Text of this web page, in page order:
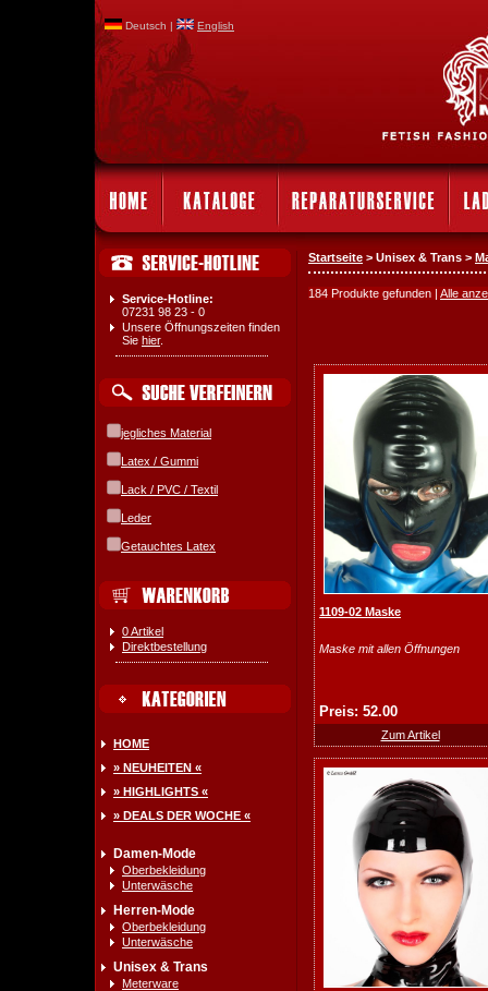
Deutsch | English
Service-Hotline:
07231 98 23 - 0
Unsere Öffnungszeiten finden
Sie hier.
jegliches Material
Latex / Gummi
Lack / PVC / Textil
Leder
Getauchtes Latex
0 Artikel
Direktbestellung
HOME
» NEUHEITEN «
» HIGHLIGHTS «
» DEALS DER WOCHE «
Damen-Mode
Oberbekleidung
Unterwäsche
Herren-Mode
Oberbekleidung
Unterwäsche
Unisex & Trans
Meterware
Startseite > Unisex & Trans >
184 Produkte gefunden | Alle
1109-02 Maske
Maske mit allen Öffnungen
Preis: 52.00
Zum Artikel